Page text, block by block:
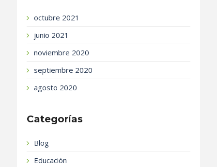
octubre 2021
junio 2021
noviembre 2020
septiembre 2020
agosto 2020
Categorías
Blog
Educación